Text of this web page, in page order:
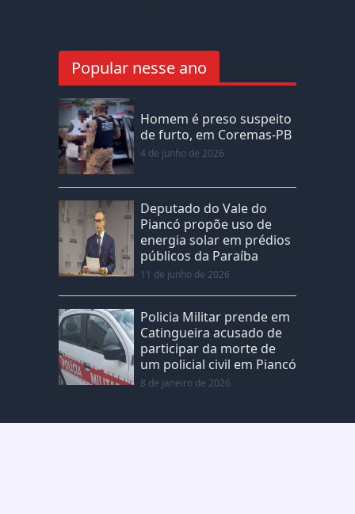
Popular nesse ano
Homem é preso suspeito
de furto, em Coremas-PB
4 de junho de 2026
Deputado do Vale do
Piancó propõe uso de
energia solar em prédios
públicos da Paraíba
11 de junho de 2026
Policia Militar prende em
Catingueira acusado de
participar da morte de
um policial civil em Piancó
8 de janeiro de 2026